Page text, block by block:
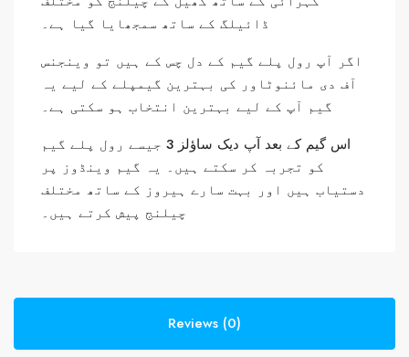
ڈائیلگ کے ساتھ سمجھایا گیا ہے۔
اگر آپ رول پلے گیم کے دل چس کے ہیں تو وینجنس
آف دی مائنوٹاور کی بہترین گیمپلے کے لیے یہ
گیم آپ کے لیے بہترین انتخاب ہو سکتی ہے۔
اس گیم کے بعد آپ دیک ساؤلز 3 جیسے رول پلے گیم
کو تجربہ کر سکتے ہیں۔ یہ گیم وینڈوز پر
دستیاب ہیں اور بہت سارے ہیروز کے ساتھ مختلف
چیلنج پیش کرتے ہیں۔
Reviews (0)